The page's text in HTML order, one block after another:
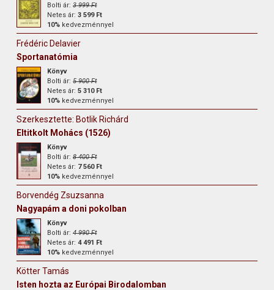
Bolti ár:3 999 Ft
Netes ár:3 599 Ft
10% kedvezménnyel
Frédéric Delavier
Sportanatómia
Könyv
Bolti ár:5 900 Ft
Netes ár:5 310 Ft
10% kedvezménnyel
Szerkesztette: Botlik Richárd
Eltitkolt Mohács (1526)
Könyv
Bolti ár:8 400 Ft
Netes ár: 7 560 Ft
10% kedvezménnyel
Borvendég Zsuzsanna
Nagyapám a doni pokolban
Könyv
Bolti ár:4 990 Ft
Netes ár:4 491 Ft
10% kedvezménnyel
Kötter Tamás
Isten hozta az Európai Birodalomban